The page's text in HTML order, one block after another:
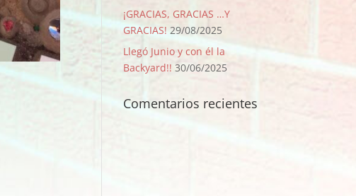
¡GRACIAS, GRACIAS …Y
GRACIAS! 29/08/2025
Llegó Junio y con él la
Backyard!! 30/06/2025
Comentarios recientes